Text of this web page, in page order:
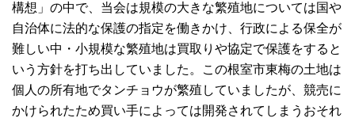
構想」の中で、当会は規模の大きな繁殖地については国や
自治体に法的な保護の指定を働きかけ、行政による保全が
難しい中・小規模な繁殖地は買取りや協定で保護をすると
いう方針を打ち出していました。この根室市東梅の土地は
個人の所有地でタンチョウが繁殖していましたが、競売に
かけられたため買い手によっては開発されてしまうおそれ